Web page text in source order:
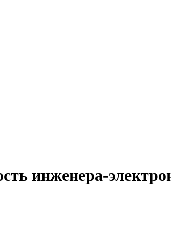
инженера-